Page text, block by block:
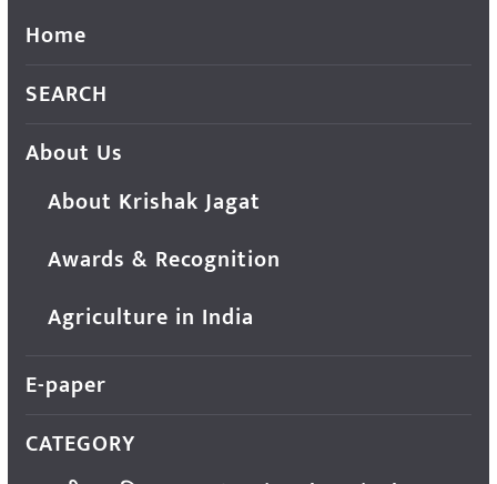
Home
SEARCH
About Us
About Krishak Jagat
Awards & Recognition
Agriculture in India
E-paper
CATEGORY